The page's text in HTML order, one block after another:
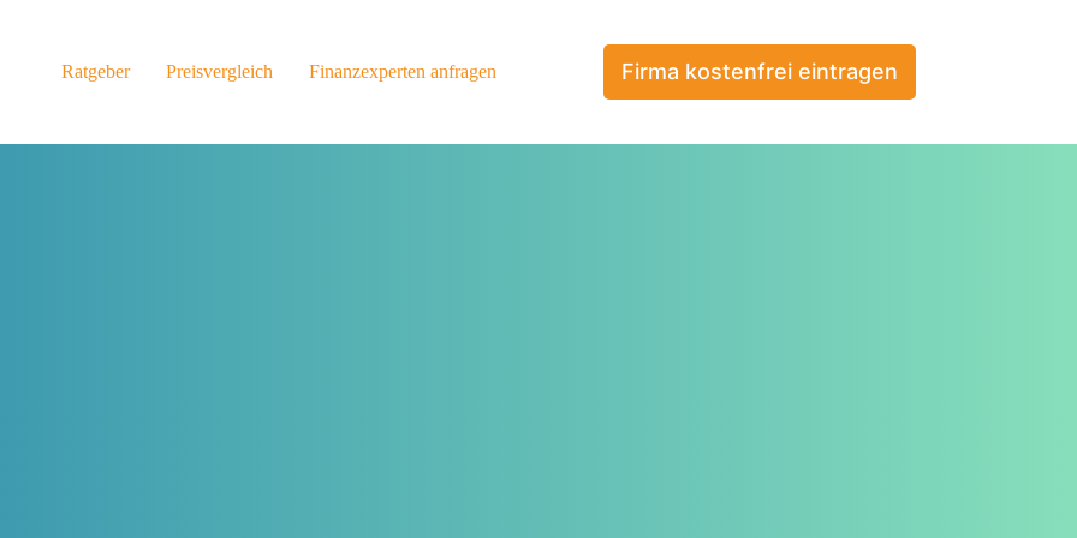
Ratgeber
Preisvergleich Finanzexperten anfragen Firma kostenfrei eintragen